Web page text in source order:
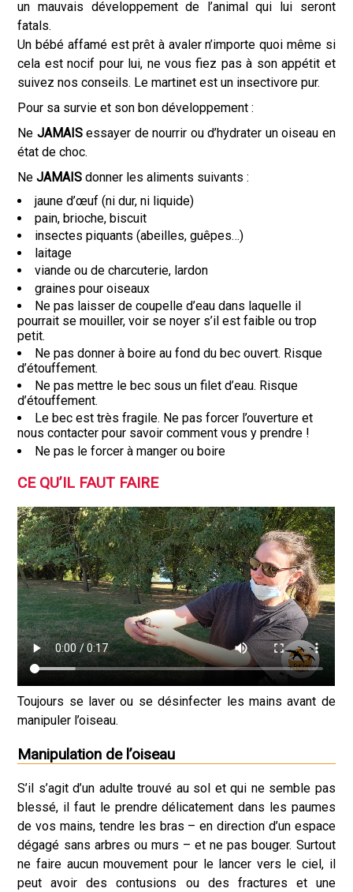
un mauvais développement de l’animal qui lui seront
fatals.
Un bébé affamé est prêt à avaler n’importe quoi même si
cela est nocif pour lui, ne vous fiez pas à son appétit et
suivez nos conseils. Le martinet est un insectivore pur.
Pour sa survie et son bon développement :
Ne JAMAISessayer de nourrir ou d’hydrater un oiseau en
état de choc.
NeJAMAIS donner les aliments suivants :
jaune d’œuf (ni dur, ni liquide)
pain, brioche, biscuit
insectes piquants (abeilles, guêpes…)
laitage
viande ou de charcuterie, lardon
graines pour oiseaux
Ne pas laisser de coupelle d’eau dans laquelle il
pourrait se mouiller, voir se noyer s’il est faible ou trop
petit.
Ne pas donner à boire au fond du bec ouvert. Risque
d’étouffement.
Ne pas mettre le bec sous un filet d’eau. Risque
d’étouffement.
Le bec est très fragile. Ne pas forcer l’ouverture et
nous contacter pour savoir comment vous y prendre !
Ne pas le forcer à manger ou boire
CE QU’IL FAUT FAIRE
Toujours se laver ou se désinfecter les mains avant de
manipuler l’oiseau.
Manipulation de l’oiseau
S’il s’agit d’un adulte trouvé au sol et qui ne semble pas
blessé, il faut le prendre délicatement dans les paumes
de vos mains, tendre les bras – en direction d’un espace
dégagé sans arbres ou murs – et ne pas bouger. Surtout
ne faire aucun mouvement pour le lancer vers le ciel, il
peut avoir des contusions ou des fractures et une